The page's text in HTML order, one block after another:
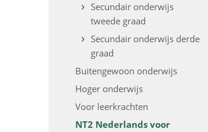
Secundair onderwijs
tweede graad
Secundair onderwijs derde
graad
Buitengewoon onderwijs
Hoger onderwijs
Voor leerkrachten
NT2 Nederlands voor